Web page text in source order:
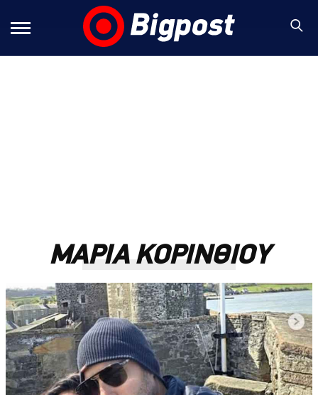
ΜΑΡΙΑ ΚΟΡΙΝΘΙΟΥ